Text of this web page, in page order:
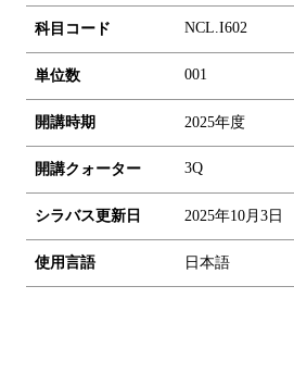
科目コード NCL.I602
単位数 001
開講時期 2025年度
開講クォーター 3Q
シラバス更新日 2025年10月3日
使用言語 日本語